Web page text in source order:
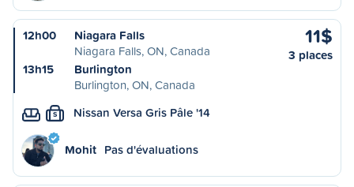
12h00
Niagara Falls
Niagara Falls, ON, Canada
13h15
Burlington
Burlington, ON, Canada
11$
3 places
S Nissan Versa Gris Pâle '14
Mohit Pas d'évaluations